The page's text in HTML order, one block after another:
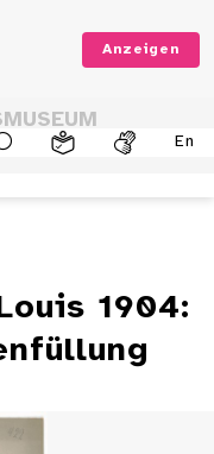
Anzeigen
En
1904: